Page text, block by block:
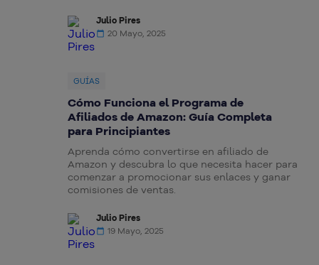
Julio Pires
20 Mayo, 2025
GUÍAS
Cómo Funciona el Programa de
Afiliados de Amazon: Guía Completa
para Principiantes
Aprenda cómo convertirse en afiliado de
Amazon y descubra lo que necesita hacer para
comenzar a promocionar sus enlaces y ganar
comisiones de ventas.
Julio Pires
19 Mayo, 2025